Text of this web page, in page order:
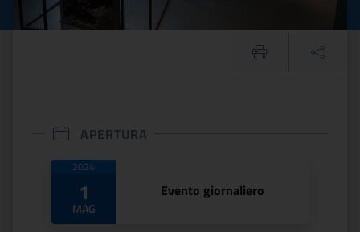
APERTURA
Date di apertura
2024
1
MAG
Evento giornaliero